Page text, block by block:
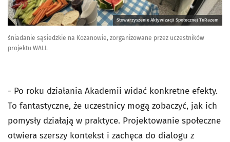
Stowarzyszenie Aktywizacji Społecznej TuRazem
śniadanie sąsiedzkie na Kozanowie, zorganizowane przez uczestników
projektu WALL
- Po roku działania Akademii widać konkretne efekty.
To fantastyczne, że uczestnicy mogą zobaczyć, jak ich
pomysły działają w praktyce. Projektowanie społeczne
otwiera szerszy kontekst i zachęca do dialogu z